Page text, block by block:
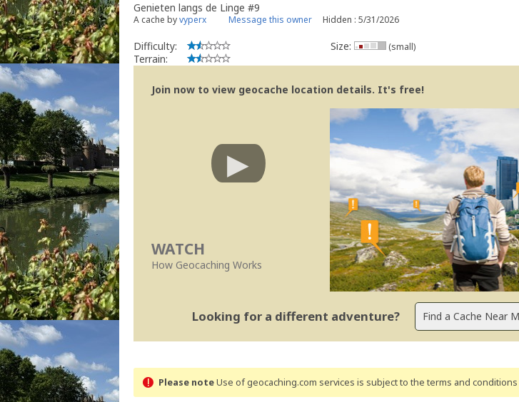
Genieten langs de Linge #9
A cache byvyperx Message this owner Hidden : 5/31/2026
Difficulty:
Terrain:
Size: (small)
Join now to view geocache location details. It's free!
WATCH
How Geocaching Works
Looking for a different adventure?
Please noteUse of geocaching.com services is subject to the terms and conditions